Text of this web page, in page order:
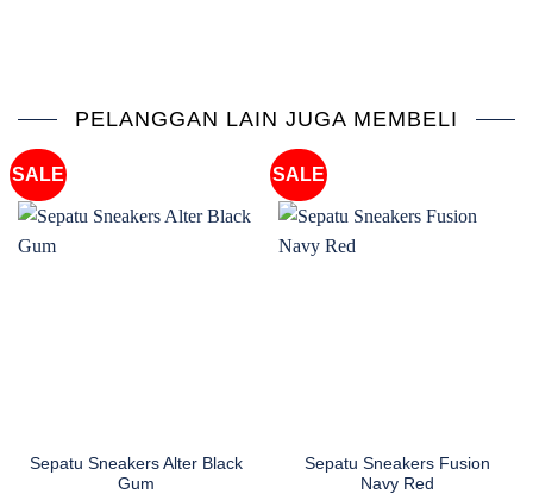
PELANGGAN LAIN JUGA MEMBELI
SALE
Sepatu Sneakers Alter Black
Gum
SALE
Sepatu Sneakers Fusion
Navy Red